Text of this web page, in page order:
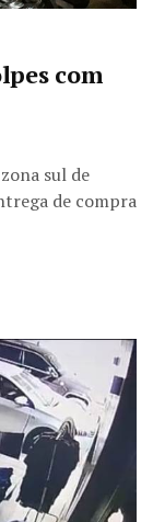
com
sul de
de compra